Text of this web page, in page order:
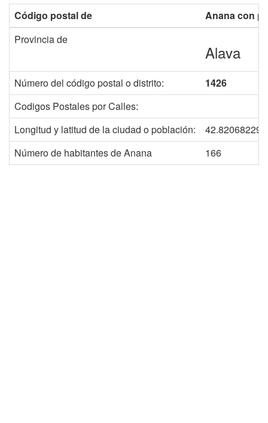
Código postal de
Anana con
Provincia de
Alava
Número del código postal o distrito:
1426
Codigos Postales por Calles:
Longitud y latitud de la ciudad o población:
Número de habitantes de Anana
166